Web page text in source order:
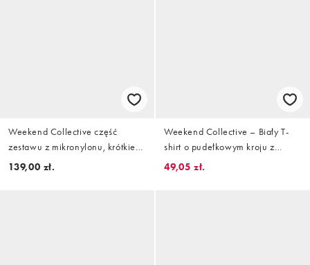
Weekend Collective część
zestawu z mikronylonu, krótkie
szorty z wiązaniem w talii w
139,00 zł.
Weekend Collective – Biały T-
shirt o pudełkowym kroju z
grafiką
49,05 zł.